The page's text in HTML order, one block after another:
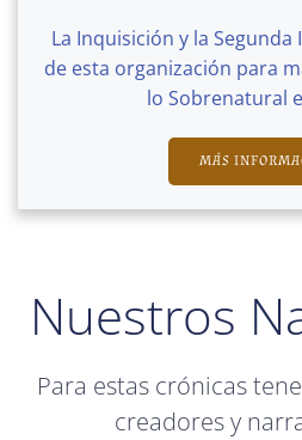
La Inquisición y la
de esta organización para
lo Sobrenatural
MÁS
Nuestros
Para estas crónicas
creadores y